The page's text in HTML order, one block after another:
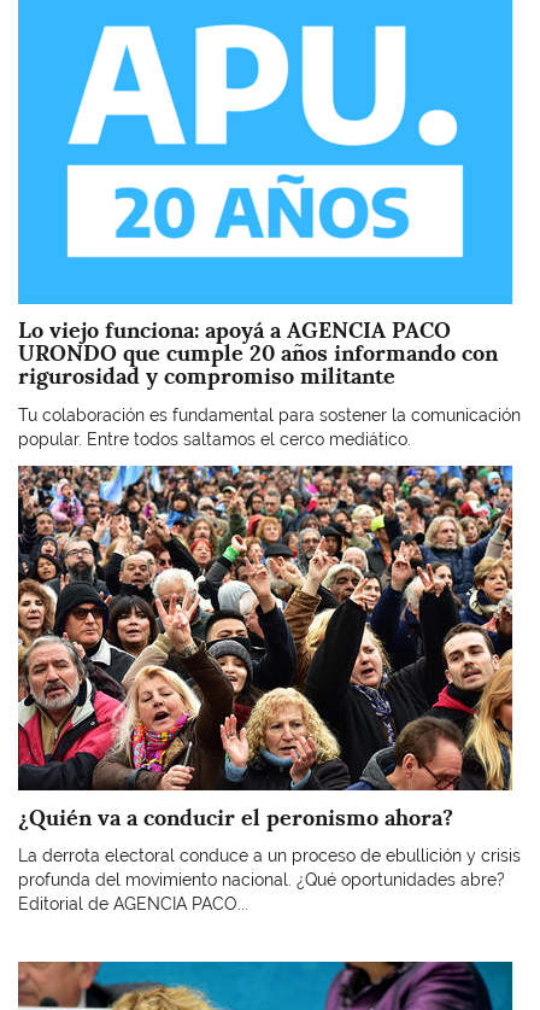
Lo viejo funciona: apoyá a AGENCIA PACO
URONDO que cumple 20 años informando con
rigurosidad y compromiso militante
Tu colaboración es fundamental para sostener la comunicación
popular. Entre todos saltamos el cerco mediático.
Imagen
¿Quién va a conducir el peronismo ahora?
La derrota electoral conduce a un proceso de ebullición y crisis
profunda del movimiento nacional. ¿Qué oportunidades abre?
Editorial de AGENCIA PACO...
Imagen